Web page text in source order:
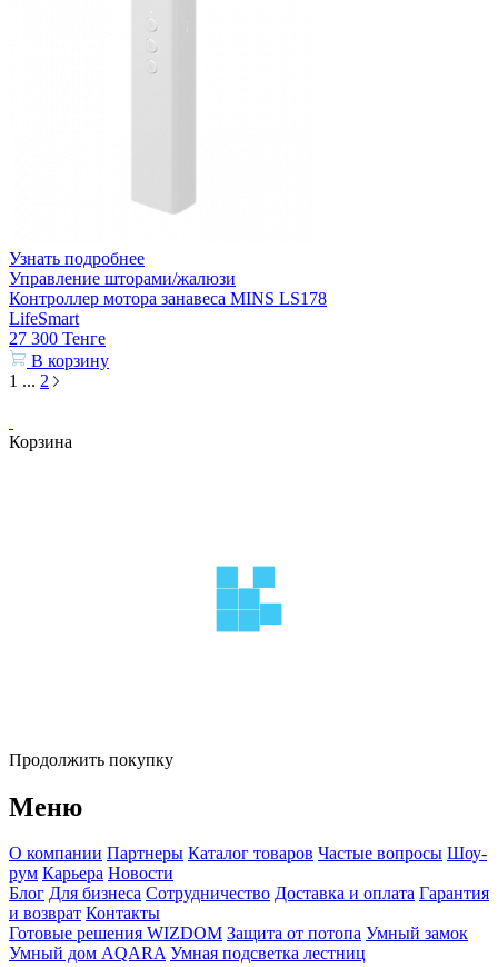
Узнать подробнее
Управление шторами/жалюзи
Контроллер мотора занавеса MINS LS178
LifeSmart
27 300 Тенге
В корзину
1 ... 2
Корзина
Продолжить покупку
Меню
О компании Партнеры Каталог товаров Частые вопросы Шоу-
рум Карьера Новости
Блог Для бизнеса Сотрудничество Доставка и оплата Гарантия
и возврат Контакты
Готовые решения WIZDOM Защита от потопа Умный замок
Умный дом AQARA Умная подсветка лестниц